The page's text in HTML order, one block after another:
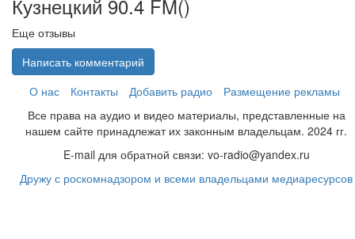
Кузнецкий 90.4 FM()
Еще отзывы
Написать комментарий
О нас
Контакты Добавить радио
Размещение рекламы
Все права на аудио и видео материалы, представленные на
нашем сайте принадлежат их законным владельцам. 2024 гг.
E-mail для обратной связи: vo-radio@yandex.ru
Дружу с роскомнадзором и всеми владельцами медиаресурсов